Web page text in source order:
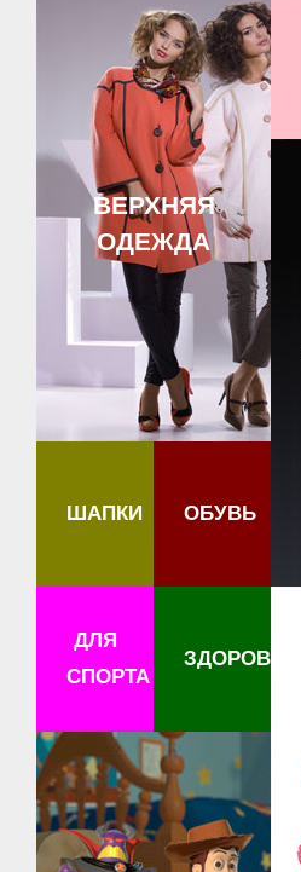
ВЕРХНЯЯ
ОДЕЖДА
ШАПКИ ОБУВЬ
ДЛЯ
СПОРТА
ЗДОРОВЬЕ